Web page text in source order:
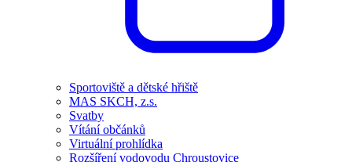
Sportoviště a dětské hřiště
MAS SKCH, z.s.
Svatby
Vítání občánků
Virtuální prohlídka
Rozšíření vodovodu Chroustovice